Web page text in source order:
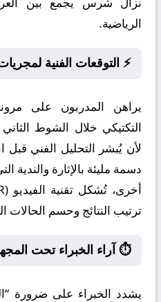
الرياضية.
⚡ التوقعات الفنية
يراهن المدربون على
التكتيكي خلال الشوط
لأن يُبشر التحليل الفني قبل
دسمة مليئة بالإثارة والندية
ترتيب النتائج وحسم الحالات
⏱️ آراء الخبراء تحت
يشدد الخبراء على ضرورة